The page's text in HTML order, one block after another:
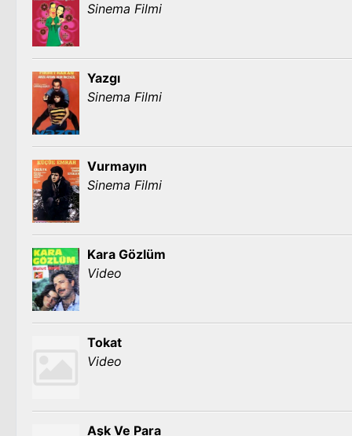
Sinema Filmi
Yazgı
Sinema Filmi
Vurmayın
Sinema Filmi
Kara Gözlüm
Video
Tokat
Video
Aşk Ve Para